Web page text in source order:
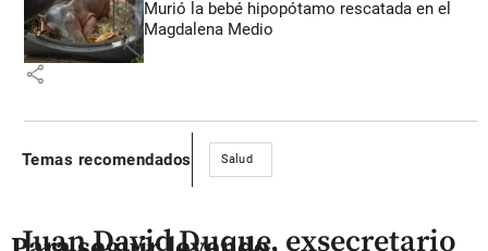
Murió la bebé hipopótamo rescatada en el
Magdalena Medio
share
Temas recomendados Salud
Juan David Duque, exsecretario